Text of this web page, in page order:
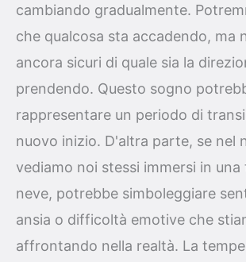
cambiando gradualmente.
che qualcosa sta accadendo, ma
ancora sicuri di quale sia la
prendendo. Questo sogno
rappresentare un periodo di
nuovo inizio. D'altra parte, se nel
vediamo noi stessi immersi in una
neve, potrebbe simboleggiare
ansia o difficoltà emotive che
affrontando nella realtà. La